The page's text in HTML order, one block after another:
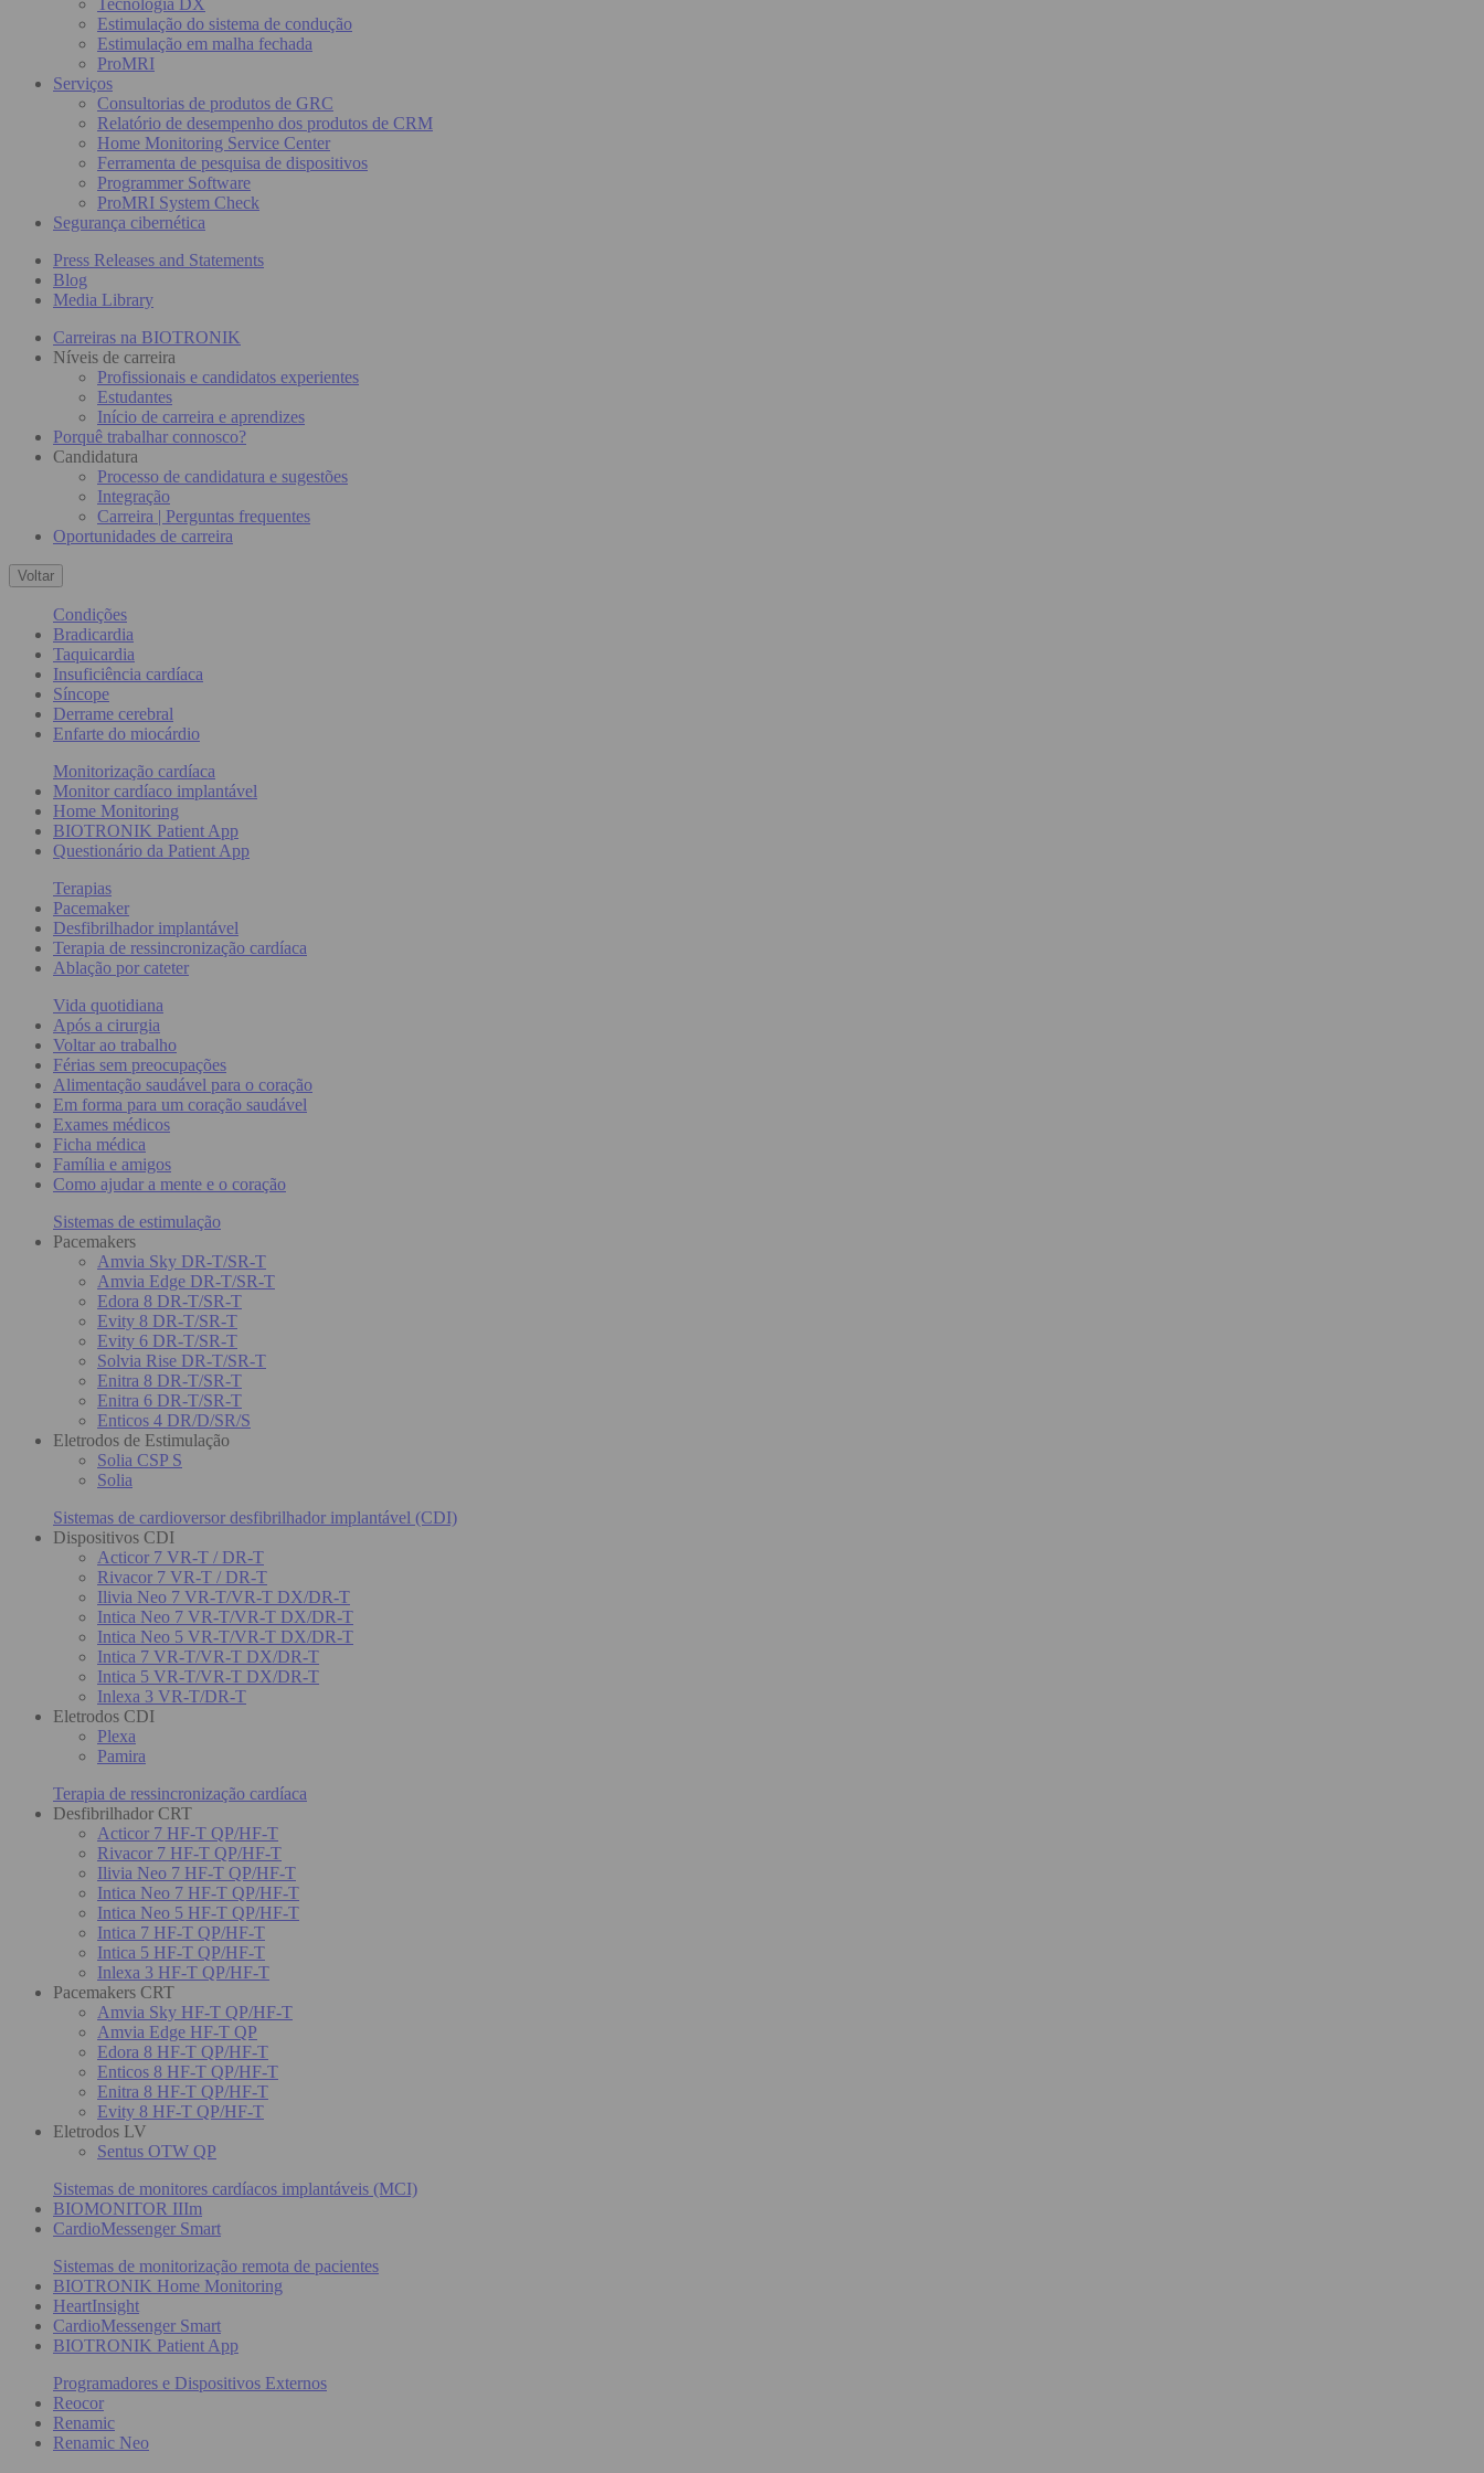
Estimulação do sistema de condução
Estimulação em malha fechada
ProMRI
Serviços
Consultorias de produtos de GRC
Relatório de desempenho dos produtos de CRM
Home Monitoring Service Center
Ferramenta de pesquisa de dispositivos
Programmer Software
ProMRI System Check
Segurança cibernética
Press Releases and Statements
Blog
Media Library
Carreiras na BIOTRONIK
Níveis de carreira
Profissionais e candidatos experientes
Estudantes
Início de carreira e aprendizes
Porquê trabalhar connosco?
Candidatura
Processo de candidatura e sugestões
Integração
Carreira | Perguntas frequentes
Oportunidades de carreira
Voltar
Condições
Bradicardia
Taquicardia
Insuficiência cardíaca
Síncope
Derrame cerebral
Enfarte do miocárdio
Monitorização cardíaca
Monitor cardíaco implantável
Home Monitoring
BIOTRONIK Patient App
Questionário da Patient App
Terapias
Pacemaker
Desfibrilhador implantável
Terapia de ressincronização cardíaca
Ablação por cateter
Vida quotidiana
Após a cirurgia
Voltar ao trabalho
Férias sem preocupações
Alimentação saudável para o coração
Em forma para um coração saudável
Exames médicos
Ficha médica
Família e amigos
Como ajudar a mente e o coração
Sistemas de estimulação
Pacemakers
Amvia Sky DR-T/SR-T
Amvia Edge DR-T/SR-T
Edora 8 DR-T/SR-T
Evity 8 DR-T/SR-T
Evity 6 DR-T/SR-T
Solvia Rise DR-T/SR-T
Enitra 8 DR-T/SR-T
Enitra 6 DR-T/SR-T
Enticos 4 DR/D/SR/S
Eletrodos de Estimulação
Solia CSP S
Solia
Sistemas de cardioversor desfibrilhador implantável (CDI)
Dispositivos CDI
Acticor 7 VR-T / DR-T
Rivacor 7 VR-T / DR-T
Ilivia Neo 7 VR-T/VR-T DX/DR-T
Intica Neo 7 VR-T/VR-T DX/DR-T
Intica Neo 5 VR-T/VR-T DX/DR-T
Intica 7 VR-T/VR-T DX/DR-T
Intica 5 VR-T/VR-T DX/DR-T
Inlexa 3 VR-T/DR-T
Eletrodos CDI
Plexa
Pamira
Terapia de ressincronização cardíaca
Desfibrilhador CRT
Acticor 7 HF-T QP/HF-T
Rivacor 7 HF-T QP/HF-T
Ilivia Neo 7 HF-T QP/HF-T
Intica Neo 7 HF-T QP/HF-T
Intica Neo 5 HF-T QP/HF-T
Intica 7 HF-T QP/HF-T
Intica 5 HF-T QP/HF-T
Inlexa 3 HF-T QP/HF-T
Pacemakers CRT
Amvia Sky HF-T QP/HF-T
Amvia Edge HF-T QP
Edora 8 HF-T QP/HF-T
Enticos 8 HF-T QP/HF-T
Enitra 8 HF-T QP/HF-T
Evity 8 HF-T QP/HF-T
Eletrodos LV
Sentus OTW QP
Sistemas de monitores cardíacos implantáveis (MCI)
BIOMONITOR IIIm
CardioMessenger Smart
Sistemas de monitorização remota de pacientes
BIOTRONIK Home Monitoring
HeartInsight
CardioMessenger Smart
BIOTRONIK Patient App
Programadores e Dispositivos Externos
Reocor
Renamic
Renamic Neo